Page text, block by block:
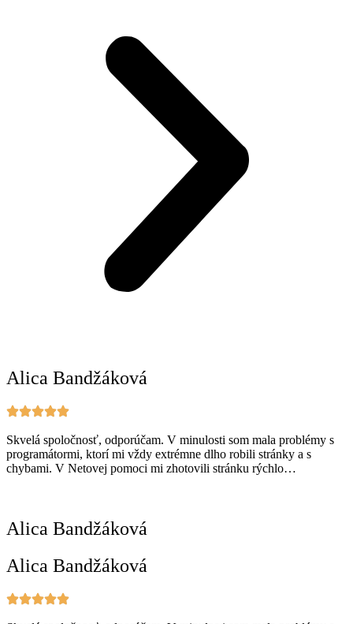
Alica Bandžáková
Skvelá spoločnosť, odporúčam. V minulosti som mala problémy s
programátormi, ktorí mi vždy extrémne dlho robili stránky a s
chybami. V Netovej pomoci mi zhotovili stránku rýchlo…
Alica Bandžáková
Alica Bandžáková